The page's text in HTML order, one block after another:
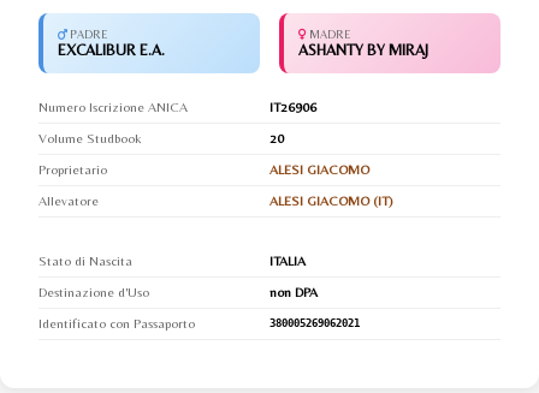
PADRE
EXCALIBUR E.A.
MADRE
ASHANTY BY MIRAJ
Numero Iscrizione ANICA
IT26906
Volume Studbook
20
Proprietario
ALESI GIACOMO
Allevatore
ALESI GIACOMO (IT)
Stato di Nascita
ITALIA
Destinazione d'Uso
non DPA
Identificato con Passaporto
380005269062021